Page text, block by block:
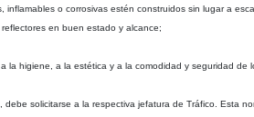
o corrosivas estén construidos sin lugar a
en buen estado y alcance;
higiene, a la estética y a la comodidad y seguridad de
solicitarse a la respectiva jefatura de Tráfico. Esta